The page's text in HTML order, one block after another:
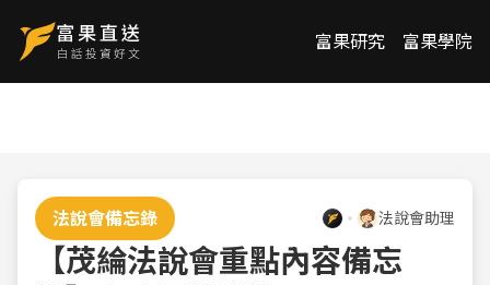
富果研究 富果學院
法說會備忘錄 法說會助理
【茂綸法說會重點內容備忘